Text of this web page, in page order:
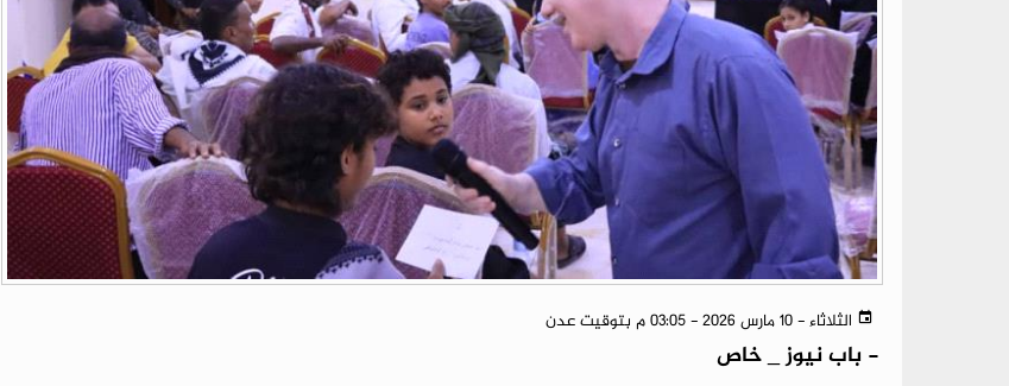
الثلاثاء - 10 مارس 2026 - 03:05 م بتوقيت عدن
- باب نيوز _ خاص